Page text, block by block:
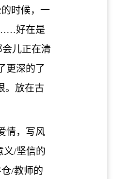
时候，一
……好在是
儿正在清
更深的了
。放在古
情，写风
义/坚信的
/教师的